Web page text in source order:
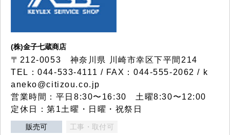
(株)金子七蔵商店
〒212-0053 神奈川県 川崎市幸区下平間214
TEL：044-533-4111 / FAX：044-555-2062 / k
aneko@citizou.co.jp
営業時間：平日8:30〜16:30 土曜8:30〜12:00
定休日：第1土曜・日曜・祝祭日
販売可 工事・取付可